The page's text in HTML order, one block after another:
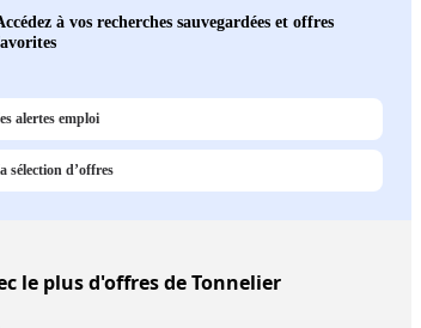
à vos recherches sauvegardées et offres
alertes emploi
sélection d’offres
le plus d'offres de Tonnelier